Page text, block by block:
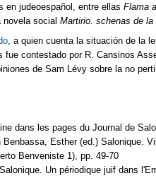
en judeoespañol, entre ellas Flama
novela social Martirio. schenas de la
, a quien cuenta la situación de la
contestado por R. Cansinos
de Sam Lévy sobre la no
dans les pages du Journal de
Esther (ed.) Salonique.
Benveniste 1), pp. 49-70
Un périodique juif dans